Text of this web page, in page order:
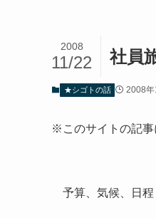
社員
2008
11/22
★シゴトの話 2008年
※このサイトの記事
予算、気候、日